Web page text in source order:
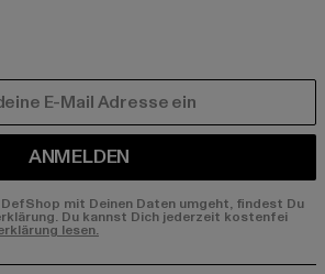
ANMELDEN
mit Deinen Daten umgeht, findest Du
Du kannst Dich jederzeit kostenfei
lesen.